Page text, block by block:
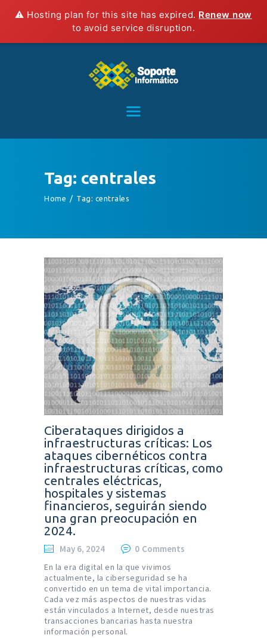
⚠️ Hosting plan for this site has expired. Renew now
to avoid service disruption.
Tag: centrales
Home Tag: centrales
HOME
BLOG
Ciberataques dirigidos a
infraestructuras críticas: Los
ataques cibernéticos contra
infraestructuras críticas, como
centrales eléctricas,
hospitales y sistemas
financieros, seguirán siendo
una gran preocupación en
2024.
May 6, 2024 0 Comments
En la era digital en la que vivimos
actualmente, la ciberseguridad se ha
convertido en un tema de vital importancia.
Cada vez más aspectos de nuestras vidas
están vinculados a Internet, desde nuestras
transacciones bancarias hasta nuestra
información personal.